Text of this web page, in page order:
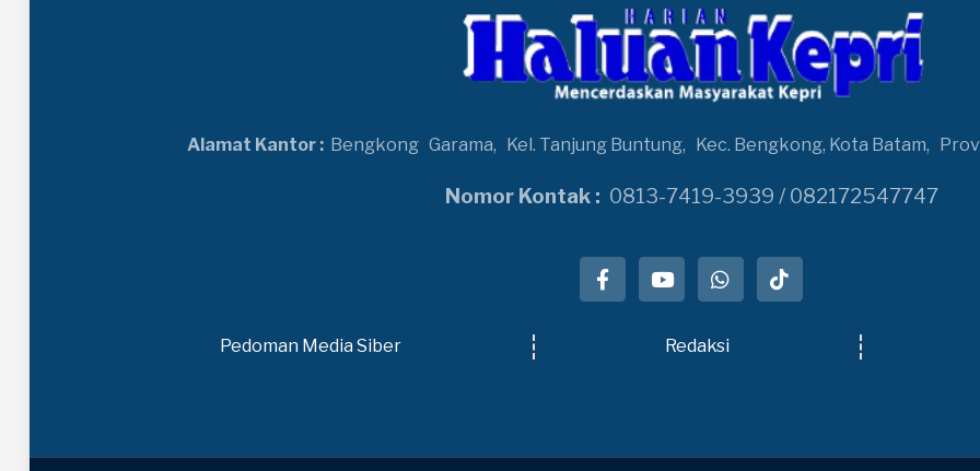
Alamat Kantor : Bengkong Garama, Kel. Tanjung Buntung, Kec. Bengkong, Kota Batam,
Nomor Kontak : 0813-7419-3939 / 082172547747
Pedoman Media Siber Redaksi